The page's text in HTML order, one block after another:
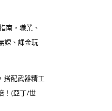
南，職業、
課、課金玩
搭配武器精工
！(亞丁/世